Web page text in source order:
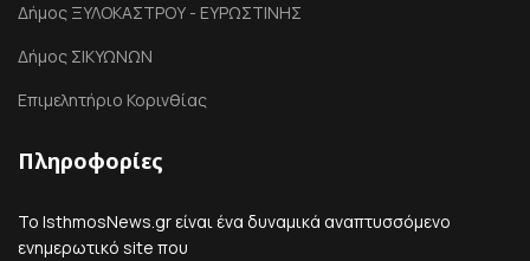
Δήμος ΞΥΛΟΚΑΣΤΡΟΥ - ΕΥΡΩΣΤΙΝΗΣ
Δήμος ΣΙΚΥΩΝΩΝ
Επιμελητήριο Κορινθίας
Πληροφορίες
Το IsthmosNews.gr είναι ένα δυναμικά αναπτυσσόμενο
ενημερωτικό site που